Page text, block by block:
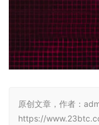
原创文章，作者：
https://